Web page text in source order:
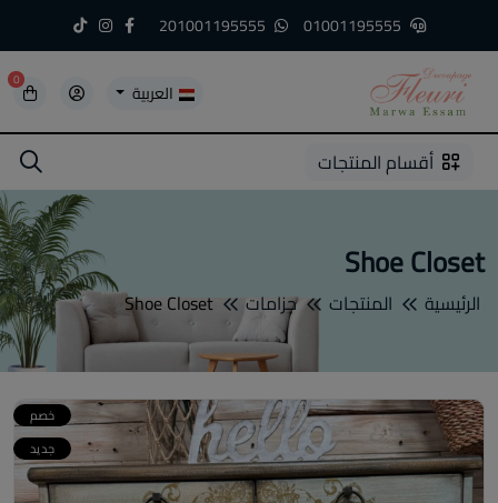
العربية 0
1
2
3
4
5
5 أقسام المنتجات
Shoe Closet
الرئيسية المنتجات جزامات Shoe Closet
خصم
جديد